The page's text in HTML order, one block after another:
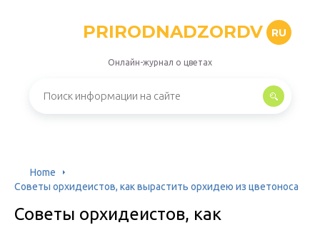
PRIRODNADZORDV RU
Онлайн-журнал о цветах
Home
Советы орхидеистов, как вырастить орхидею из цветоноса
Советы орхидеистов, как